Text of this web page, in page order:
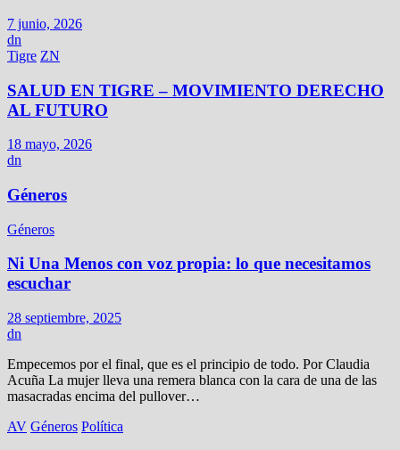
7 junio, 2026
dn
Tigre ZN
SALUD EN TIGRE – MOVIMIENTO DERECHO
AL FUTURO
18 mayo, 2026
dn
Géneros
Géneros
Ni Una Menos con voz propia: lo que necesitamos
escuchar
28 septiembre, 2025
dn
Empecemos por el final, que es el principio de todo. Por Claudia
Acuña La mujer lleva una remera blanca con la cara de una de las
masacradas encima del pullover…
AV Géneros Política